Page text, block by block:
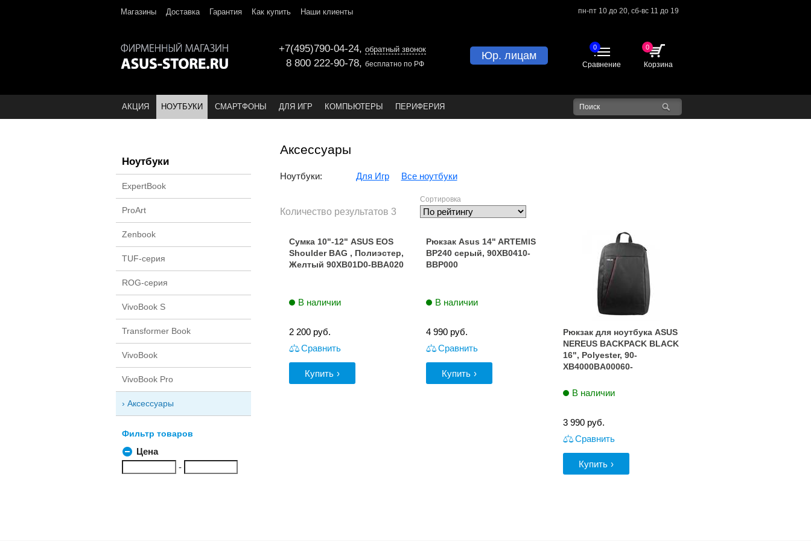
Магазины Доставка Гарантия Как купить Наши клиенты пн-пт 10 до 20, сб-вс 11 до 19
+7(495)790-04-24, обратный звонок
8 800 222-90-78, бесплатно по РФ
Юр. лицам
0
Корзина
0
Сравнение
АКЦИЯ НОУТБУКИ СМАРТФОНЫ ДЛЯ ИГР КОМПЬЮТЕРЫ ПЕРИФЕРИЯ
Ноутбуки
ExpertBook
ProArt
Zenbook
TUF-серия
ROG-серия
VivoBook S
Transformer Book
VivoBook
VivoBook Pro
Аксессуары
Фильтр товаров
Цена
-
Аксессуары
Ноутбуки: Для Игр Все ноутбуки
Количество результатов 3
Сортировка
Сумка 10"-12" ASUS EOS
Shoulder BAG , Полиэстер,
Желтый 90XB01D0-BBA020
В наличии
2 200 руб.
Сравнить
Купить
Рюкзак Asus 14" ARTEMIS
BP240 серый, 90XB0410-
BBP000
В наличии
4 990 руб.
Сравнить
Купить
Рюкзак для ноутбука ASUS
NEREUS BACKPACK BLACK
16", Polyester, 90-
XB4000BA00060-
В наличии
3 990 руб.
Сравнить
Купить